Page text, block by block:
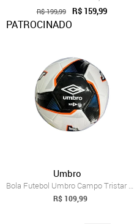
R$ 199,99 R$ 159,99
PATROCINADO
Umbro
Bola Futebol Umbro Campo Tristar 27296u ...
R$ 109,99